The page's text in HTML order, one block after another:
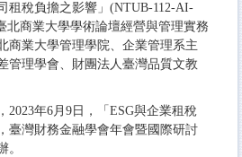
租稅負擔之影響」(NTUB-112-AI-
北商業大學學術論壇經營與管理實務
商業大學管理學院、企業管理系主
管理學會、財團法人臺灣品質文教
，2023年6月9日，「ESG與企業租稅
臺灣財務金融學會年會暨國際研討
。